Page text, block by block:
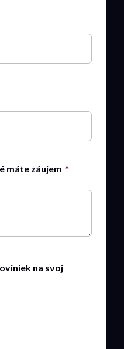
máte záujem
na svoj